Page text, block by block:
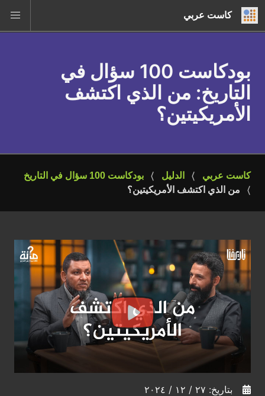
كاست عربي
بودكاست 100 سؤال في
التاريخ: من الذي اكتشف
الأمريكيتين؟
كاست عربي الدليل
بودكاست 100 سؤال في التاريخ
من الذي اكتشف الأمريكيتين؟
بتاريخ: ٢٧ / ١٢ / ٢٠٢٤